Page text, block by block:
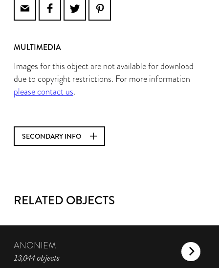
MULTIMEDIA
Images for this object are not available for download
due to copyright restrictions. For more information
please contact us.
SECONDARY INFO
RELATED OBJECTS
ANONIEM
13,044 objects